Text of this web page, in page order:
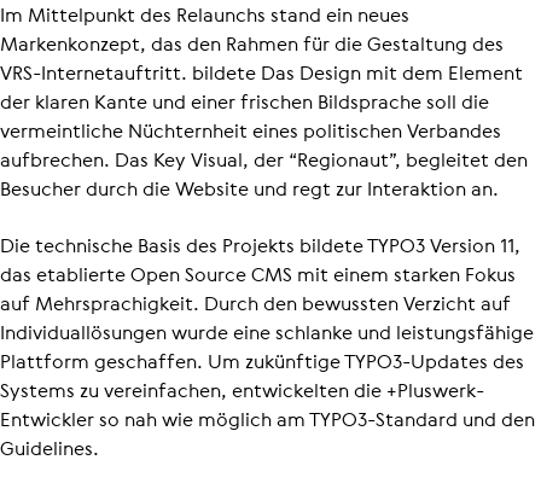
Im Mittelpunkt des Relaunchs stand ein neues
Markenkonzept, das den Rahmen für die Gestaltung des
VRS-Inter­net­auf­tritt. bildete Das Design mit dem Element
der klaren Kante und einer frischen Bildsprache soll die
vermeintliche Nüchternheit eines politischen Verbandes
aufbrechen. Das Key Visual, der “Regionaut”, begleitet den
Besucher durch die Website und regt zur Interaktion an.
Die technische Basis des Projekts bildete TYPO3 Version 11,
das etablierte Open Source CMS mit einem starken Fokus
auf Mehr­spra­chig­keit. Durch den bewussten Verzicht auf
Indi­vi­du­al­lö­sungen wurde eine schlanke und leis­tungs­fä­hige
Plattform geschaffen. Um zukünftige TYPO3-Updates des
Systems zu vereinfachen, entwickelten die +Pluswerk-
Entwickler so nah wie möglich am TYPO3-Standard und den
Guidelines.